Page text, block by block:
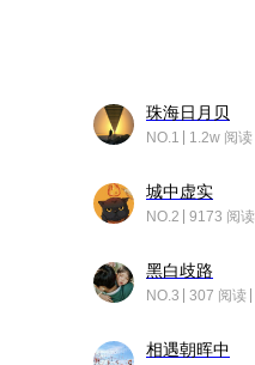
珠海日月贝
NO.1 1.2w 阅读
城中虚实
NO.2 9173 阅读
黑白歧路
NO.3 307 阅读
相遇朝晖中